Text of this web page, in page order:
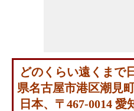
どのくらい遠くまで
県名古屋市港区潮見
日本、〒467-0014